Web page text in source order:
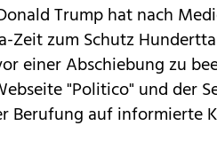
Trump hat nach
Zeit zum Schutz
einer Abschiebung zu
"Politico" und der
Berufung auf informierte